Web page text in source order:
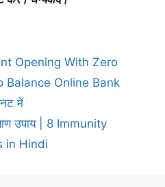
Opening With Zero
Balance Online Bank
में
उपाय | 8 Immunity
in Hindi